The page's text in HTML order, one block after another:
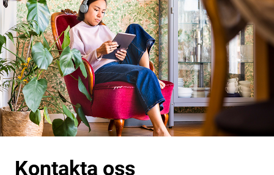
Kontakta oss